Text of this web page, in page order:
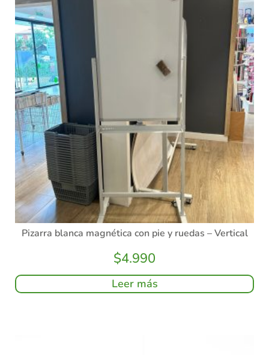
Pizarra blanca magnética con pie y ruedas – Vertical
$4.990
Leer más